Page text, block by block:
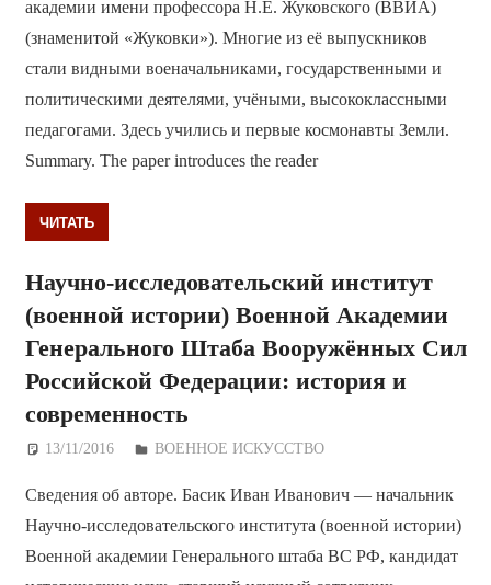
академии имени профессора Н.Е. Жуковского (ВВИА)
(знаменитой «Жуковки»). Многие из её выпускников
стали видными военачальниками, государственными и
политическими деятелями, учёными, высококлассными
педагогами. Здесь учились и первые космонавты Земли.
Summary. The paper introduces the reader
ЧИТАТЬ
Научно-исследовательский институт
(военной истории) Военной Академии
Генерального Штаба Вооружённых Сил
Российской Федерации: история и
современность
13/11/2016 Дежурный по Редакции
ВОЕННОЕ ИСКУССТВО
Сведения об авторе. Басик Иван Иванович — начальник
Научно-исследовательского института (военной истории)
Военной академии Генерального штаба ВС РФ, кандидат